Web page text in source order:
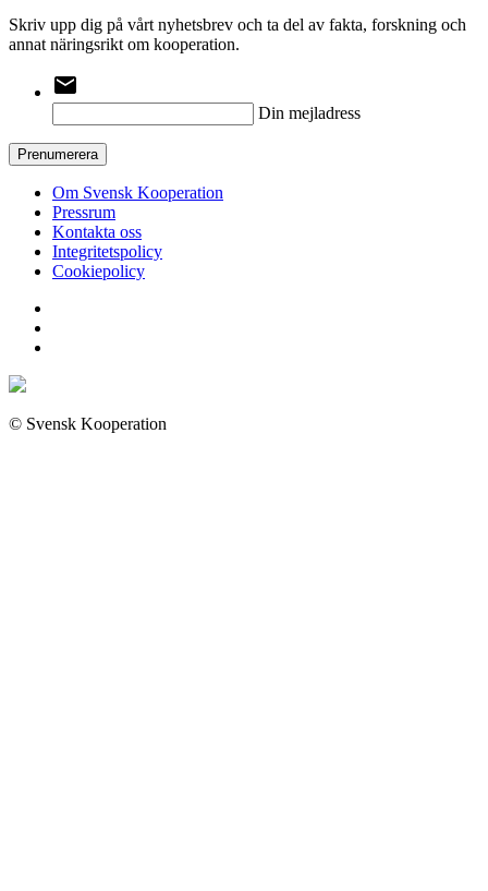
Skriv upp dig på vårt nyhetsbrev och ta del av fakta, forskning och
annat näringsrikt om kooperation.
email
Din mejladress
Prenumerera
Om Svensk Kooperation
Pressrum
Kontakta oss
Integritetspolicy
Cookiepolicy
© Svensk Kooperation